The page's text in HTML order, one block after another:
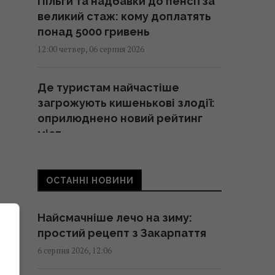
великий стаж: кому доплатять
понад 5000 гривень
12:00 четвер, 06 серпня 2026
Де туристам найчастіше
загрожують кишенькові злодії:
оприлюднено новий рейтинг
міст
Коли чекати обвалу гривні:
долара до середини серпня
11:53 четвер, 06 серпня 2026
ОСТАННІ НОВИНИ
Найсмачніше лечо на зиму:
простий рецепт з Закарпаття
6 серпня 2026, 12:06